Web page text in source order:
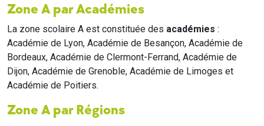
Zone A par Académies
La zone scolaire A est constituée des académies :
Académie de Lyon, Académie de Besançon, Académie de
Bordeaux, Académie de Clermont-Ferrand, Académie de
Dijon, Académie de Grenoble, Académie de Limoges et
Académie de Poitiers.
Zone A par Régions